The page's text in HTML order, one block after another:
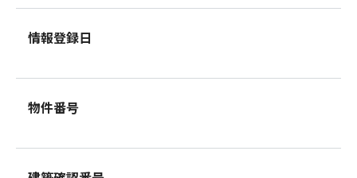
情報登録日
物件番号